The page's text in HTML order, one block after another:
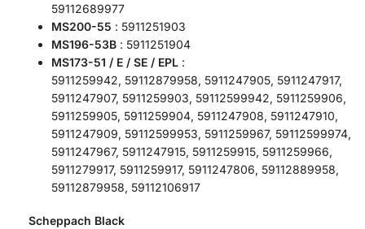
59112689977
MS200-55 : 5911251903
MS196-53B : 5911251904
MS173-51 / E / SE / EPL :
5911259942, 59112879958, 5911247905, 5911247917,
5911247907, 5911259903, 59112599942, 5911259906,
5911259905, 5911259904, 5911247908, 5911247910,
5911247909, 59112599953, 5911259967, 59112599974,
5911247967, 5911247915, 5911259915, 5911259966,
5911279917, 5911259917, 5911247806, 59112889958,
59112879958, 59112106917
Scheppach Black